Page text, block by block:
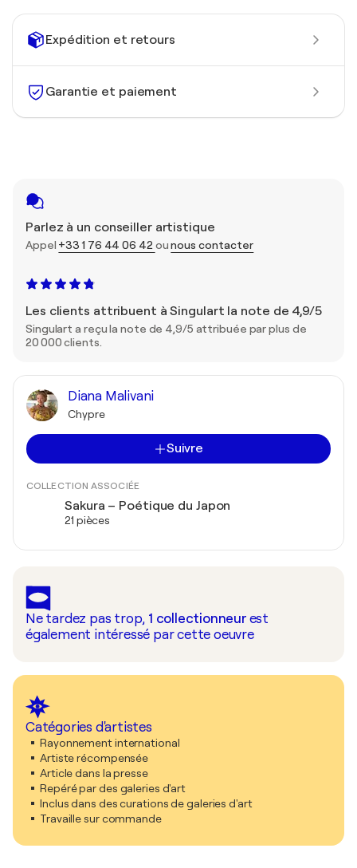
Expédition et retours
Garantie et paiement
Parlez à un conseiller artistique
Appel +33 1 76 44 06 42ounous contacter
Les clients attribuent à Singulart la note de 4,9/5
Singulart a reçu la note de 4,9/5 attribuée par plus de
20 000 clients.
Diana Malivani
Chypre
Suivre
COLLECTION ASSOCIÉE
Sakura – Poétique du Japon
21 pièces
Ne tardez pas trop, 1 collectionneur est
également intéressé par cette oeuvre
Catégories d'artistes
Rayonnement international
Artiste récompensée
Article dans la presse
Repéré par des galeries d'art
Inclus dans des curations de galeries d'art
Travaille sur commande